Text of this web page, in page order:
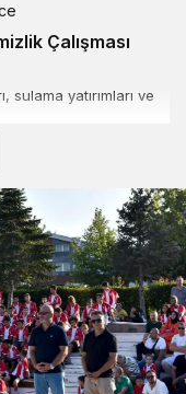
Çalışması
sulama yatırımları ve